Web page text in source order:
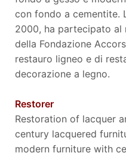
con fondo a cementite.
2000, ha partecipato al
della Fondazione
restauro ligneo e di
decorazione a legno.
Restorer
Restoration of lacquer
century lacquered
modern furniture with